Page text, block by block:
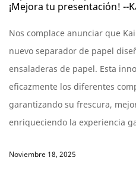
¡Mejora tu presentación! --
Nos complace anunciar que
nuevo separador de papel
ensaladeras de papel. Esta
eficazmente los diferentes
garantizando su frescura,
enriqueciendo la experiencia
Noviembre 18, 2025